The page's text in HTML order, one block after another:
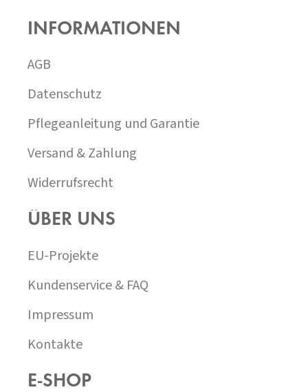
INFORMATIONEN
AGB
Datenschutz
Pflegeanleitung und Garantie
Versand & Zahlung
Widerrufsrecht
ÜBER UNS
EU-Projekte
Kundenservice & FAQ
Impressum
Kontakte
E-SHOP